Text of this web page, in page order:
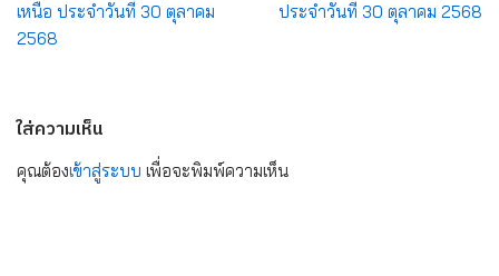
เหนือ ประจำวันที่ 30 ตุลาคม
2568
ประจำวันที่ 30 ตุลาคม 2568
ใส่ความเห็น
คุณต้องเข้าสู่ระบบ เพื่อจะพิมพ์ความเห็น